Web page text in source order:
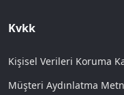
Kvkk
Kişisel Verileri Koruma
Müşteri Aydınlatma